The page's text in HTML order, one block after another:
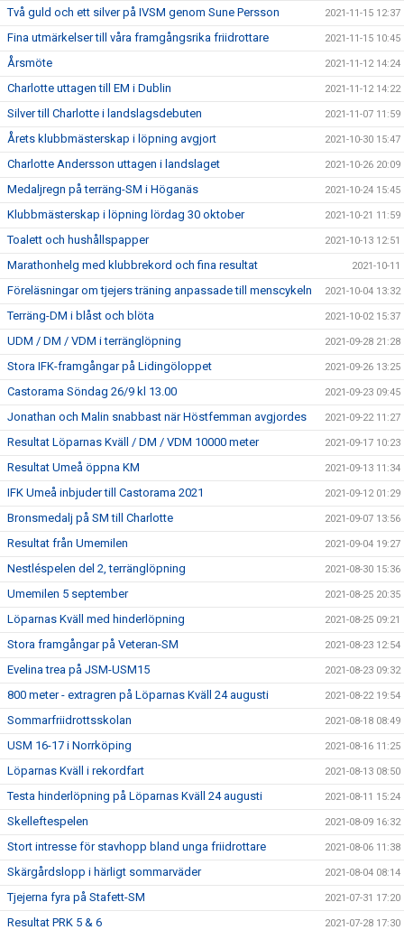
Två guld och ett silver på IVSM genom Sune Persson 2021-11-15 12:37
Fina utmärkelser till våra framgångsrika friidrottare 2021-11-15 10:45
Årsmöte 2021-11-12 14:24
Charlotte uttagen till EM i Dublin 2021-11-12 14:22
Silver till Charlotte i landslagsdebuten 2021-11-07 11:59
Årets klubbmästerskap i löpning avgjort 2021-10-30 15:47
Charlotte Andersson uttagen i landslaget 2021-10-26 20:09
Medaljregn på terräng-SM i Höganäs 2021-10-24 15:45
Klubbmästerskap i löpning lördag 30 oktober 2021-10-21 11:59
Toalett och hushållspapper 2021-10-13 12:51
Marathonhelg med klubbrekord och fina resultat 2021-10-11
Föreläsningar om tjejers träning anpassade till menscykeln 2021-10-04 13:32
Terräng-DM i blåst och blöta 2021-10-02 15:37
UDM / DM / VDM i terränglöpning 2021-09-28 21:28
Stora IFK-framgångar på Lidingöloppet 2021-09-26 13:25
Castorama Söndag 26/9 kl 13.00 2021-09-23 09:45
Jonathan och Malin snabbast när Höstfemman avgjordes 2021-09-22 11:27
Resultat Löparnas Kväll / DM / VDM 10000 meter 2021-09-17 10:23
Resultat Umeå öppna KM 2021-09-13 11:34
IFK Umeå inbjuder till Castorama 2021 2021-09-12 01:29
Bronsmedalj på SM till Charlotte 2021-09-07 13:56
Resultat från Umemilen 2021-09-04 19:27
Nestléspelen del 2, terränglöpning 2021-08-30 15:36
Umemilen 5 september 2021-08-25 20:35
Löparnas Kväll med hinderlöpning 2021-08-25 09:21
Stora framgångar på Veteran-SM 2021-08-23 12:54
Evelina trea på JSM-USM15 2021-08-23 09:32
800 meter - extragren på Löparnas Kväll 24 augusti 2021-08-22 19:54
Sommarfriidrottsskolan 2021-08-18 08:49
USM 16-17 i Norrköping 2021-08-16 11:25
Löparnas Kväll i rekordfart 2021-08-13 08:50
Testa hinderlöpning på Löparnas Kväll 24 augusti 2021-08-11 15:24
Skelleftespelen 2021-08-09 16:32
Stort intresse för stavhopp bland unga friidrottare 2021-08-06 11:38
Skärgårdslopp i härligt sommarväder 2021-08-04 08:14
Tjejerna fyra på Stafett-SM 2021-07-31 17:20
Resultat PRK 5 & 6 2021-07-28 17:30